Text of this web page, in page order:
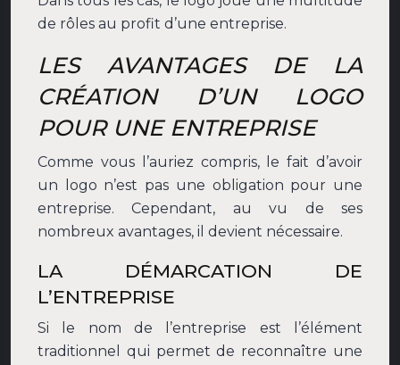
de rôles au profit d’une entreprise.
LES AVANTAGES DE LA
CRÉATION D’UN LOGO
POUR UNE ENTREPRISE
Comme vous l’auriez compris, le fait d’avoir
un logo n’est pas une obligation pour une
entreprise. Cependant, au vu de ses
nombreux avantages, il devient nécessaire.
LA DÉMARCATION DE
L’ENTREPRISE
Si le nom de l’entreprise est l’élément
traditionnel qui permet de reconnaître une